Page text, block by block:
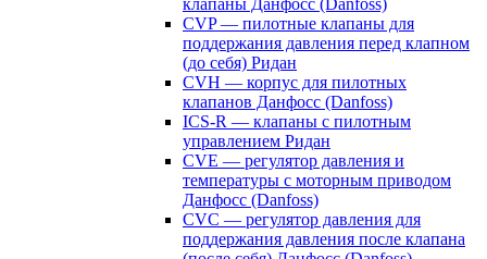
клапаны Данфосс (Danfoss)
CVP — пилотные клапаны для
поддержания давления перед клапном
(до себя) Ридан
CVH — корпус для пилотных
клапанов Данфосс (Danfoss)
ICS-R — клапаны с пилотным
управлением Ридан
CVE — регулятор давления и
температуры с моторным приводом
Данфосс (Danfoss)
CVС — регулятор давления для
поддержания давления после клапана